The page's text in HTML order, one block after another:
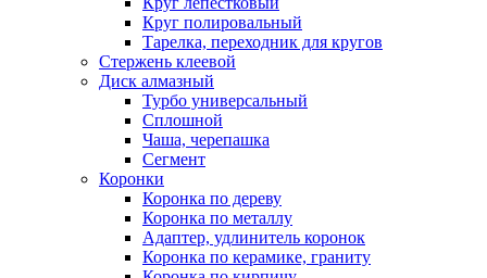
Круг полировальный
Тарелка, переходник для кругов
Стержень клеевой
Диск алмазный
Турбо универсальный
Сплошной
Чаша, черепашка
Сегмент
Коронки
Коронка по дереву
Коронка по металлу
Адаптер, удлинитель коронок
Коронка по керамике, граниту